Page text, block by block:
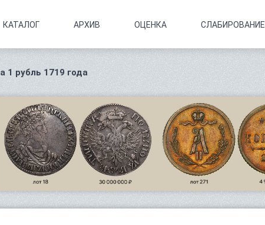
КАТАЛОГ АРХИВ ОЦЕНКА СЛАБИРОВАНИЕ
1 рубль 1719 года